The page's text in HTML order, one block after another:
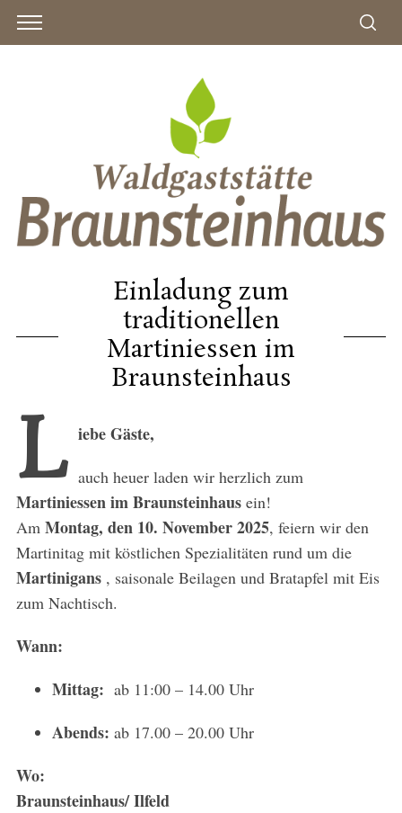
Einladung zum
traditionellen
Martiniessen im
Braunsteinhaus
L iebe Gäste,
auch heuer laden wir herzlich zum
Martiniessen im Braunsteinhausein!
Am Montag, den 10. November 2025, feiern wir den
Martinitag mit köstlichen Spezialitäten rund um die
Martinigans, saisonale Beilagen und Bratapfel mit Eis
zum Nachtisch.
Wann:
Mittag: ab 11:00 – 14.00 Uhr
Abends: ab 17.00 – 20.00 Uhr
Wo:
Braunsteinhaus/ Ilfeld